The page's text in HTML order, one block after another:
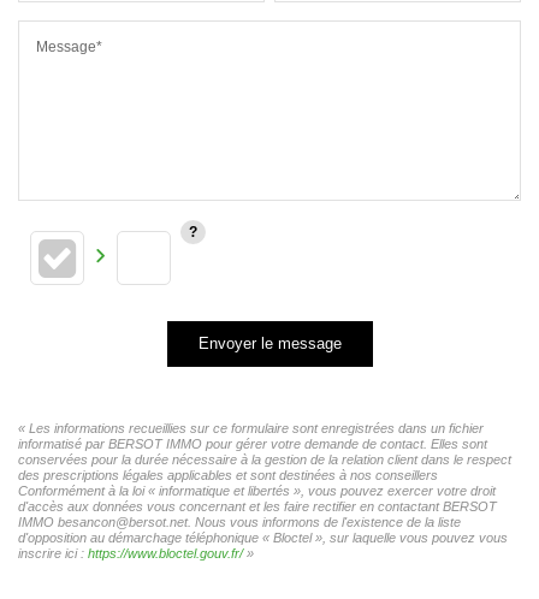
Message*
Envoyer le message
« Les informations recueillies sur ce formulaire sont enregistrées dans un fichier
informatisé par BERSOT IMMO pour gérer votre demande de contact. Elles sont
conservées pour la durée nécessaire à la gestion de la relation client dans le respect
des prescriptions légales applicables et sont destinées à nos conseillers
Conformément à la loi « informatique et libertés », vous pouvez exercer votre droit
d'accès aux données vous concernant et les faire rectifier en contactant BERSOT
IMMO besancon@bersot.net. Nous vous informons de l'existence de la liste
d'opposition au démarchage téléphonique « Bloctel », sur laquelle vous pouvez vous
inscrire ici : https://www.bloctel.gouv.fr/»